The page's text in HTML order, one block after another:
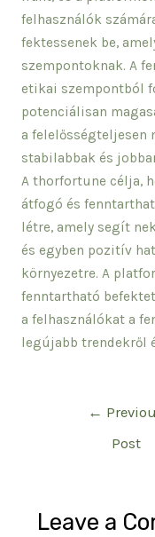
felhasználók
fektessenek be,
szempontoknak. A
etikai szempontból
potenciálisan
a felelősségteljesen
stabilabbak és
A thorfortune célja,
átfogó és
létre, amely segít
és egyben pozitív
környezetre. A
fenntartható
a felhasználókat a
legújabb trendekről
←
Post
Leave a